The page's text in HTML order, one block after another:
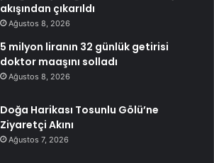
akışından çıkarıldı
Ağustos 8, 2026
5 milyon liranın 32 günlük getirisi
doktor maaşını solladı
Ağustos 8, 2026
Doğa Harikası Tosunlu Gölü’ne
Ziyaretçi Akını
Ağustos 7, 2026